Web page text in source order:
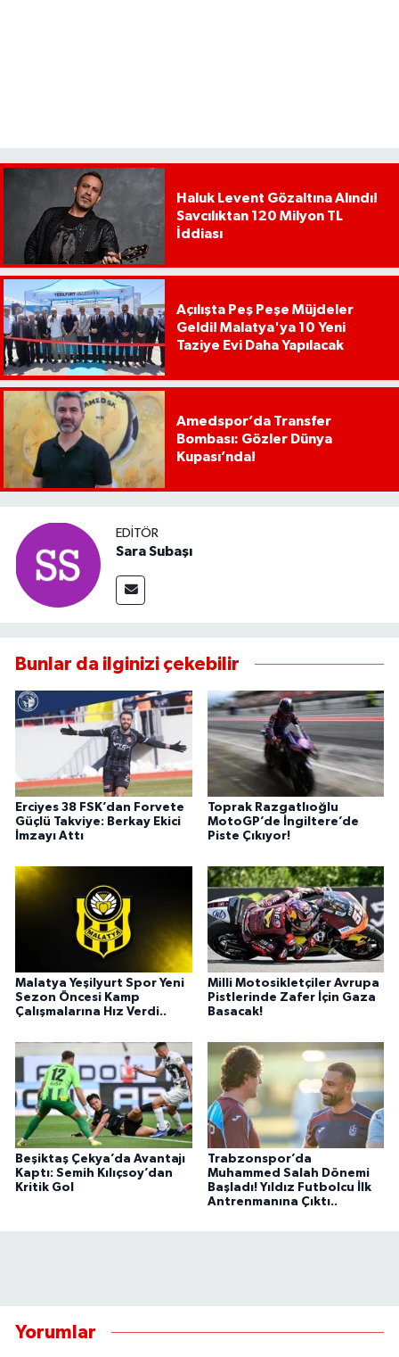
Haluk Levent Gözaltına Alındı!
Savcılıktan 120 Milyon TL
İddiası
Açılışta Peş Peşe Müjdeler
Geldi! Malatya'ya 10 Yeni
Taziye Evi Daha Yapılacak
Amedspor’da Transfer
Bombası: Gözler Dünya
Kupası’nda!
EDITÖR
Sara Subaşı
Bunlar da ilginizi çekebilir
Erciyes 38 FSK’dan Forvete
Güçlü Takviye: Berkay Ekici
İmzayı Attı
Toprak Razgatlıoğlu
MotoGP’de İngiltere’de
Piste Çıkıyor!
Malatya Yeşilyurt Spor Yeni
Sezon Öncesi Kamp
Çalışmalarına Hız Verdi..
Milli Motosikletçiler Avrupa
Pistlerinde Zafer İçin Gaza
Basacak!
Beşiktaş Çekya’da Avantajı
Kaptı: Semih Kılıçsoy’dan
Kritik Gol
Trabzonspor’da
Muhammed Salah Dönemi
Başladı! Yıldız Futbolcu İlk
Antrenmanına Çıktı..
Yorumlar